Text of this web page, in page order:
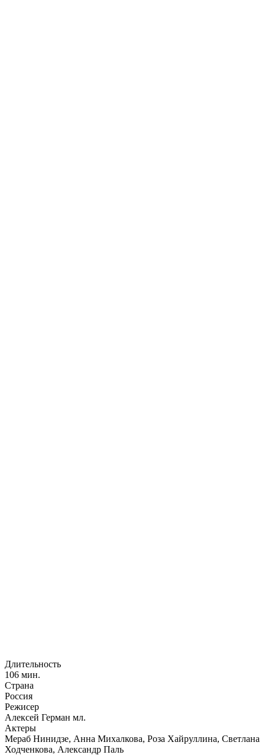
Длительность
106 мин.
Страна
Россия
Режисер
Алексей Герман мл.
Актеры
Мераб Нинидзе, Анна Михалкова, Роза Хайруллина, Светлана
Ходченкова, Александр Паль